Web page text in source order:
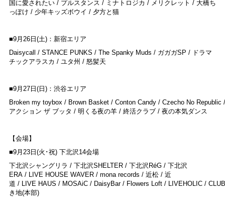
国に愛されたい / プルスタンス / ミナトロジカ / メリクレット / 大橋ち
っぽけ / 少年キッズボウイ / 夕方と猫
■9月26日(土)：新宿エリア
Daisycall / STANCE PUNKS / The Spanky Muds / ガガガSP / ドラマ
チックアラスカ / ユタ州 / 怒髪天
■9月27日(日)：渋谷エリア
Broken my toybox / Brown Basket / Conton Candy / Czecho No
アクション ザ ブッタ / 明くる夜の羊 / 終活クラブ / 夜の本気ダンス
【会場】
■9月23日(火･祝) 下北沢14会場
下北沢シャングリラ / 下北沢SHELTER / 下北沢RéG / 下北沢
ERA / LIVE HOUSE WAVER / mona records / 近松 / 近
道 / LIVE HAUS / MOSAiC / DaisyBar / Flowers Loft / LIVEHOLIC /
き地(本部)